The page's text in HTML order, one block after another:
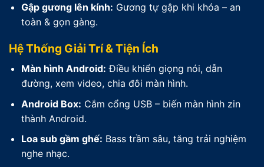
Gập gương lên kính: Gương tự gập khi khóa – an
toàn & gọn gàng.
Hệ Thống Giải Trí & Tiện Ích
Màn hình Android: Điều khiển giọng nói, dẫn
đường, xem video, chia đôi màn hình.
Android Box: Cắm cổng USB – biến màn hình zin
thành Android.
Loa sub gầm ghế: Bass trầm sâu, tăng trải nghiệm
nghe nhạc.